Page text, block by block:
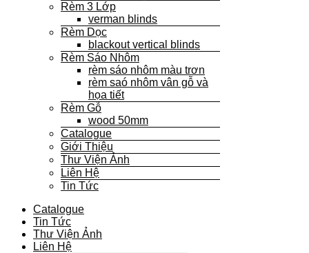
Rèm 3 Lớp
verman blinds
Rèm Dọc
blackout vertical blinds
Rèm Sáo Nhôm
rèm sáo nhôm màu trơn
rèm saó nhôm vân gỗ và
họa tiết
Rèm Gỗ
wood 50mm
Catalogue
Giới Thiệu
Thư Viện Ảnh
Liên Hệ
Tin Tức
Catalogue
Tin Tức
Thư Viện Ảnh
Liên Hệ